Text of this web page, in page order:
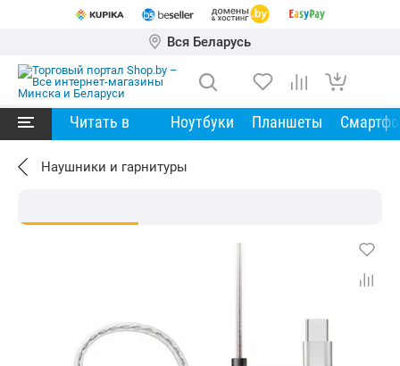
Вся Беларусь
Читать в Ноутбуки Планшеты
Наушники и гарнитуры